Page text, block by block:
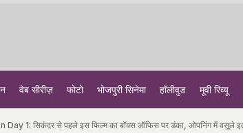
वेब सीरीज़ फोटो भोजपुरी सिनेमा हॉलीवुड मूवी रिव्यू
1: सिकंदर से पहले इस फिल्म का बॉक्स ऑफिस पर डंका, ओपनिंग में वसूले इतने